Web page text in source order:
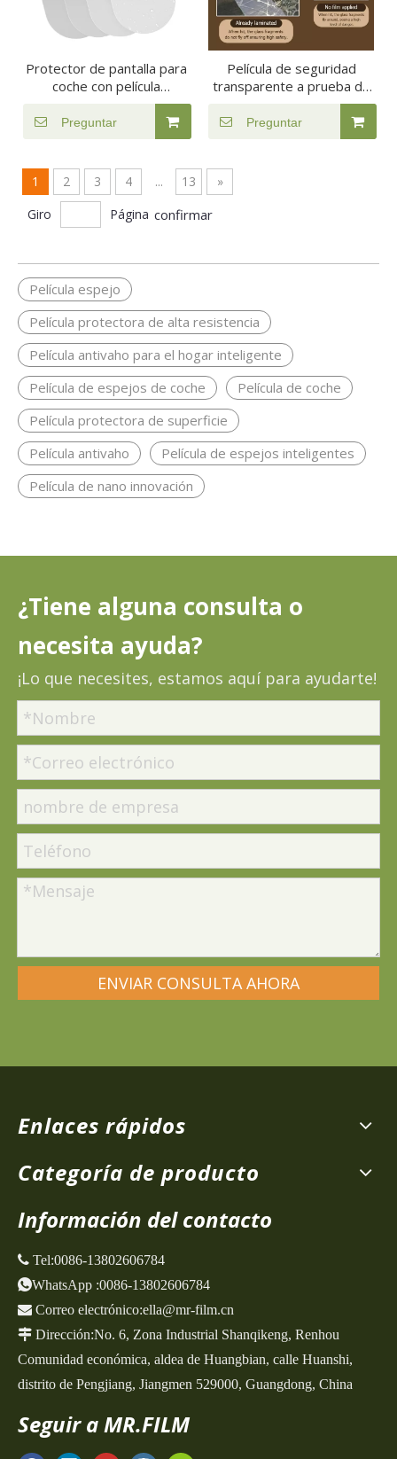
Protector de pantalla para
coche con película
impermeable y antivaho
Preguntar
Película de seguridad
transparente a prueba de
explosiones de PET
Preguntar
1 2 3 4 ... 13
»
Giro
Página confirmar
Película espejo
Película protectora de alta resistencia
Película antivaho para el hogar inteligente
Película de espejos de coche
Película de coche
Película protectora de superficie
Película antivaho
Película de espejos inteligentes
Película de nano innovación
¿Tiene alguna consulta o
necesita ayuda?
¡Lo que necesites, estamos aquí para ayudarte!
ENVIAR CONSULTA AHORA
Enlaces rápidos
Categoría de producto
Información del contacto
 Tel:0086-13802606784
WhatsApp :0086-13802606784
 Correo electrónico:ella@mr-film.cn
 Dirección:No. 6, Zona Industrial Shanqikeng, Renhou
Comunidad económica, aldea de Huangbian, calle Huanshi,
distrito de Pengjiang, Jiangmen 529000, Guangdong, China
Seguir a MR.FILM